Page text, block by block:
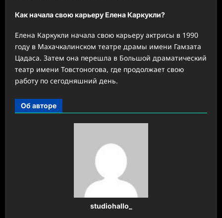
Как начала свою карьеру Елена Каркукли?
Елена Каркукли начала свою карьеру актрисы в 1990
году в Махачкалинском театре драмы имени Гамзата
Цадаса. Затем она перешла в Большой драматический
театр имени Товстоногова, где продолжает свою
работу по сегодняшний день.
Об авторе
studiohallo_